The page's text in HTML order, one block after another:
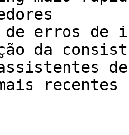
de erros de
da
recentes